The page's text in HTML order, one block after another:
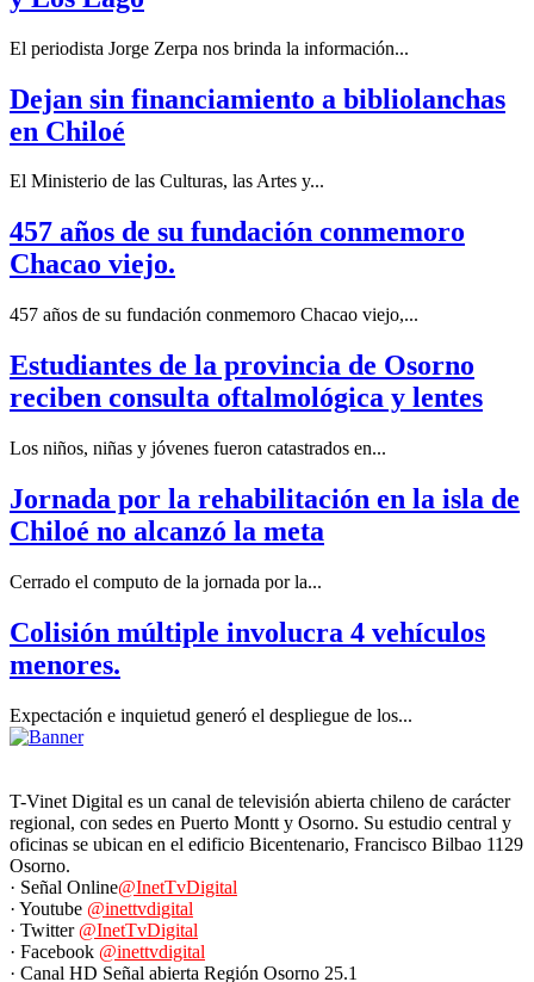
El periodista Jorge Zerpa nos brinda la información...
Dejan sin financiamiento a bibliolanchas
en Chiloé
El Ministerio de las Culturas, las Artes y...
457 años de su fundación conmemoro
Chacao viejo.
457 años de su fundación conmemoro Chacao viejo,...
Estudiantes de la provincia de Osorno
reciben consulta oftalmológica y lentes
Los niños, niñas y jóvenes fueron catastrados en...
Jornada por la rehabilitación en la isla de
Chiloé no alcanzó la meta
Cerrado el computo de la jornada por la...
Colisión múltiple involucra 4 vehículos
menores.
Expectación e inquietud generó el despliegue de los...
T-Vinet Digital es un canal de televisión abierta chileno de carácter
regional, con sedes en Puerto Montt y Osorno. Su estudio central y
oficinas se ubican en el edificio Bicentenario, Francisco Bilbao 1129
Osorno.
· Señal Online@InetTvDigital
· Youtube @inettvdigital
· Twitter @InetTvDigital
· Facebook @inettvdigital
· Canal HD Señal abierta Región Osorno 25.1